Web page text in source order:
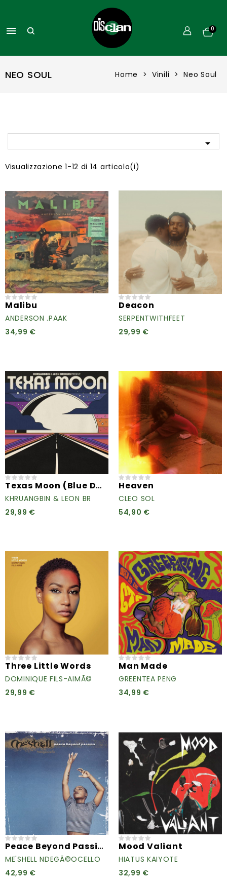
 0
NEO SOUL Home Vinili Neo Soul

Visualizzazione 1-12 di 14 articolo(i)
Malibu
ANDERSON .PAAK
34,99 €
Deacon
SERPENTWITHFEET
29,99 €
Texas Moon (Blue Daze Vinyl)
KHRUANGBIN & LEON BR
29,99 €
Heaven
CLEO SOL
54,90 €
Three Little Words
DOMINIQUE FILS-AIMÃ©
29,99 €
Man Made
GREENTEA PENG
34,99 €
Peace Beyond Passion
ME'SHELL NDEGÃ©OCELLO
42,99 €
Mood Valiant
HIATUS KAIYOTE
32,99 €